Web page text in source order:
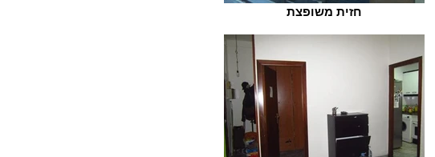
חזית משופצת